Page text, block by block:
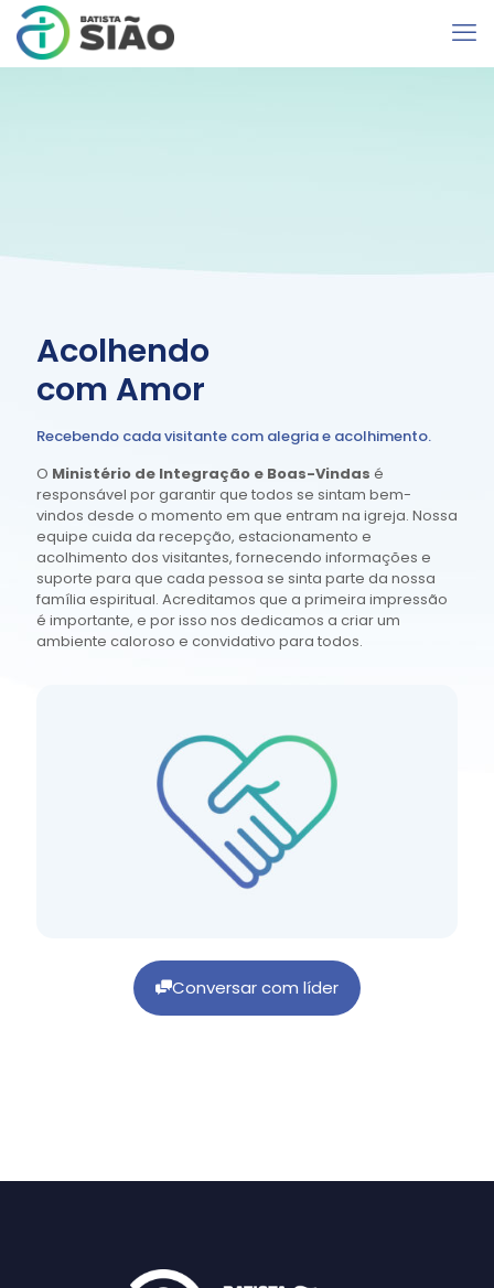
Acolhendo
com Amor
Recebendo cada visitante com alegria e acolhimento.
O Ministério de Integração e Boas-Vindas é
responsável por garantir que todos se sintam bem-
vindos desde o momento em que entram na igreja. Nossa
equipe cuida da recepção, estacionamento e
acolhimento dos visitantes, fornecendo informações e
suporte para que cada pessoa se sinta parte da nossa
família espiritual. Acreditamos que a primeira impressão
é importante, e por isso nos dedicamos a criar um
ambiente caloroso e convidativo para todos.
Conversar com líder